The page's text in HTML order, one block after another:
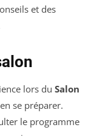
et des
lors du Salon
se préparer.
le programme